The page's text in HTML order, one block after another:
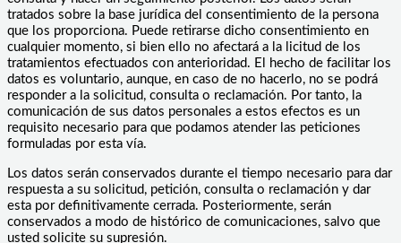
tratados sobre la base jurídica del consentimiento de la persona
que los proporciona. Puede retirarse dicho consentimiento en
cualquier momento, si bien ello no afectará a la licitud de los
tratamientos efectuados con anterioridad. El hecho de facilitar los
datos es voluntario, aunque, en caso de no hacerlo, no se podrá
responder a la solicitud, consulta o reclamación. Por tanto, la
comunicación de sus datos personales a estos efectos es un
requisito necesario para que podamos atender las peticiones
formuladas por esta vía.
Los datos serán conservados durante el tiempo necesario para dar
respuesta a su solicitud, petición, consulta o reclamación y dar
esta por definitivamente cerrada. Posteriormente, serán
conservados a modo de histórico de comunicaciones, salvo que
usted solicite su supresión.